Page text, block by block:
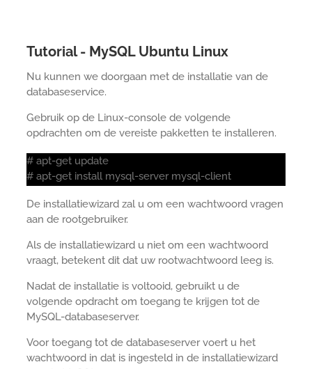
Tutorial - MySQL Ubuntu Linux
Nu kunnen we doorgaan met de installatie van de
databaseservice.
Gebruik op de Linux-console de volgende
opdrachten om de vereiste pakketten te installeren.
# apt-get update
# apt-get install mysql-server mysql-client
De installatiewizard zal u om een wachtwoord vragen
aan de rootgebruiker.
Als de installatiewizard u niet om een wachtwoord
vraagt, betekent dit dat uw rootwachtwoord leeg is.
Nadat de installatie is voltooid, gebruikt u de
volgende opdracht om toegang te krijgen tot de
MySQL-databaseserver.
Voor toegang tot de databaseserver voert u het
wachtwoord in dat is ingesteld in de installatiewizard